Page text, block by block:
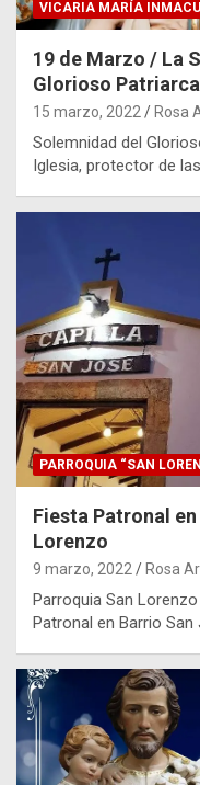
VICARIA MARÍA
19 de Marzo / La
Glorioso
15 marzo, 2022 Rosa
Solemnidad del
Iglesia, protector de
PARROQUIA “SAN
Fiesta Patronal
Lorenzo
9 marzo, 2022 Rosa
Parroquia San
Patronal en Barrio San